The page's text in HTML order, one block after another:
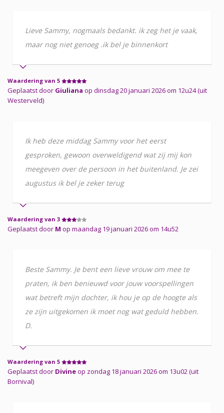
Lieve Sammy, nogmaals bedankt. ik zeg het je vaak,
maar nog niet genoeg .ik bel je binnenkort
Waardering van 5
Geplaatst door Giuliana op dinsdag 20 januari 2026 om 12u24 (uit
Westerveld)
Ik heb deze middag Sammy voor het eerst
gesproken, gewoon overweldigend wat zij mij kon
meegeven over de persoon in het buitenland. Je zei
augustus ik bel je zeker terug
Waardering van 3
Geplaatst door M op maandag 19 januari 2026 om 14u52
Beste Sammy. Je bent een lieve vrouw om mee te
praten, ik ben benieuwd voor jouw voorspellingen
wat betreft mijn dochter, ik hou je op de hoogte als
ze zijn uitgekomen ik moet nog wat geduld hebben.
D.
Waardering van 5
Geplaatst door Divineop zondag 18 januari 2026 om 13u02 (uit
Bornival)